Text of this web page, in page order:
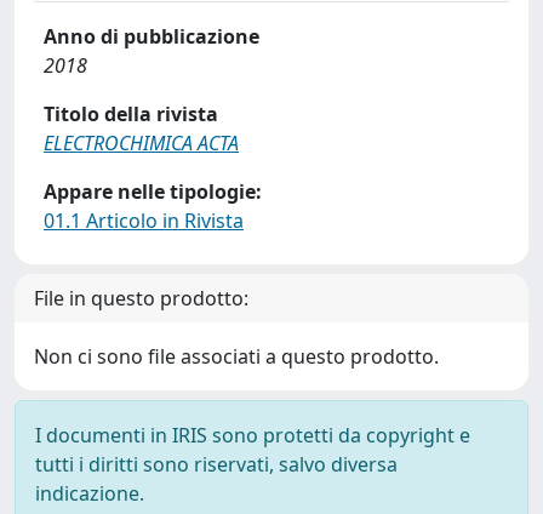
Anno di pubblicazione
2018
Titolo della rivista
ELECTROCHIMICA ACTA
Appare nelle tipologie:
01.1 Articolo in Rivista
File in questo prodotto:
Non ci sono file associati a questo prodotto.
I documenti in IRIS sono protetti da copyright e
tutti i diritti sono riservati, salvo diversa
indicazione.